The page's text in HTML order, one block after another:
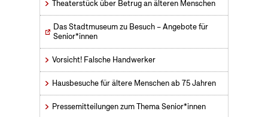
Theaterstück über Betrug an älteren Menschen
Das Stadtmuseum zu Besuch – Angebote für
Senior*innen
Vorsicht! Falsche Handwerker
Hausbesuche für ältere Menschen ab 75 Jahren
Pressemitteilungen zum Thema Senior*innen